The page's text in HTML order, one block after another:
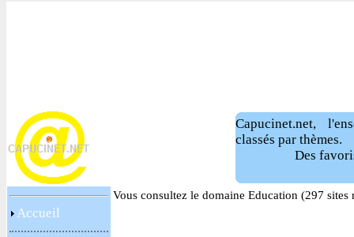
Capucinet.net,
classés par thèmes.
Des
Accueil
Vous consultez le domaine Education (297 sites